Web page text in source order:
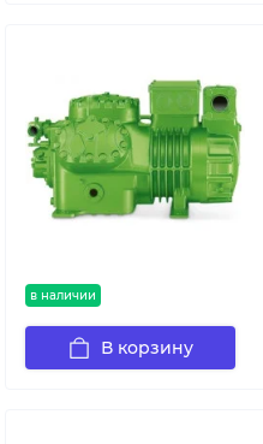
в наличии
В корзину